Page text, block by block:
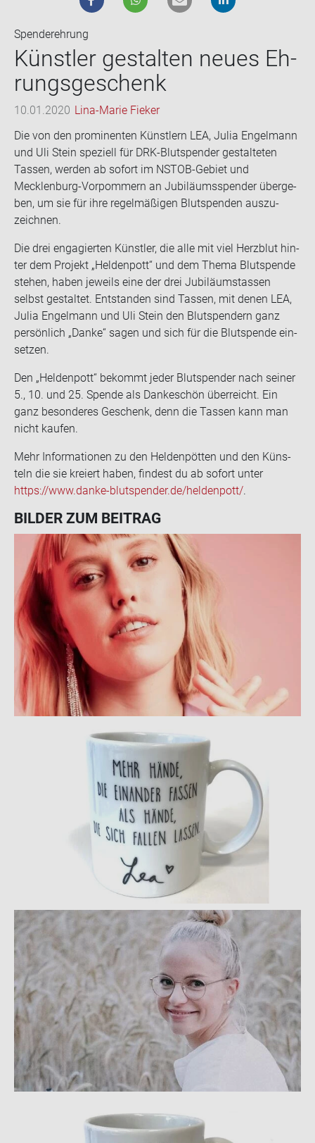
Spenderehrung
Künst­ler ge­stal­ten neues Eh­
rungs­ge­schenk
10.01.2020 Lina-Marie Fieker
Die von den pro­mi­nen­ten Künst­lern LEA, Julia En­gel­mann
und Uli Stein spe­zi­ell für DRK-​Blutspender ge­stal­te­ten
Tas­sen, wer­den ab so­fort im NSTOB-​Gebiet und
Mecklenburg-​Vorpommern an Ju­bi­lä­ums­spen­der über­ge­
ben, um sie für ihre re­gel­mä­ßi­gen Blut­spen­den aus­zu­
zeich­nen.
Die drei en­ga­gier­ten Künst­ler, die alle mit viel Herz­blut hin­
ter dem Pro­jekt „Hel­den­pott“ und dem Thema Blut­spen­de
ste­hen, haben je­weils eine der drei Ju­bi­lä­umstas­sen
selbst ge­stal­tet. Ent­stan­den sind Tas­sen, mit denen LEA,
Julia En­gel­mann und Uli Stein den Blut­spen­dern ganz
per­sön­lich „Danke“ sagen und sich für die Blut­spen­de ein­
set­zen.
Den „Hel­den­pott“ be­kommt jeder Blut­spen­der nach sei­ner
5., 10. und 25. Spen­de als Dan­ke­schön über­reicht. Ein
ganz be­son­de­res Ge­schenk, denn die Tas­sen kann man
nicht kau­fen.
Mehr In­for­ma­tio­nen zu den Hel­den­pöt­ten und den Küns­
teln die sie kre­iert haben, fin­dest du ab so­fort unter
https://www.danke-​blutspender.de/hel­den­pott/.
BIL­DER ZUM BEI­TRAG